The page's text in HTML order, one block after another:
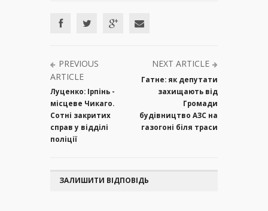
PREVIOUS
ARTICLE
Луценко: Ірпінь -
місцеве Чикаго.
Сотні закритих
справ у відділі
поліції
NEXT ARTICLE
Гатне: як депутати
захищають від
Громади
будівництво АЗС на
газогоні біля траси
ЗАЛИШИТИ ВІДПОВІДЬ